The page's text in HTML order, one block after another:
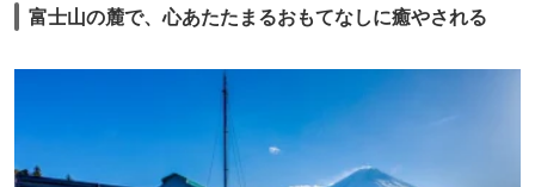
富士山の麓で、心あたたまるおもてなしに癒やされる